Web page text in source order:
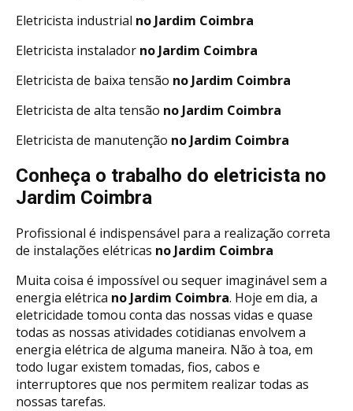
Eletricista industrial no Jardim Coimbra
Eletricista instalador no Jardim Coimbra
Eletricista de baixa tensão no Jardim Coimbra
Eletricista de alta tensão no Jardim Coimbra
Eletricista de manutenção no Jardim Coimbra
Conheça o trabalho do eletricista no
Jardim Coimbra
Profissional é indispensável para a realização correta
de instalações elétricas no Jardim Coimbra
Muita coisa é impossível ou sequer imaginável sem a
energia elétrica no Jardim Coimbra. Hoje em dia, a
eletricidade tomou conta das nossas vidas e quase
todas as nossas atividades cotidianas envolvem a
energia elétrica de alguma maneira. Não à toa, em
todo lugar existem tomadas, fios, cabos e
interruptores que nos permitem realizar todas as
nossas tarefas.